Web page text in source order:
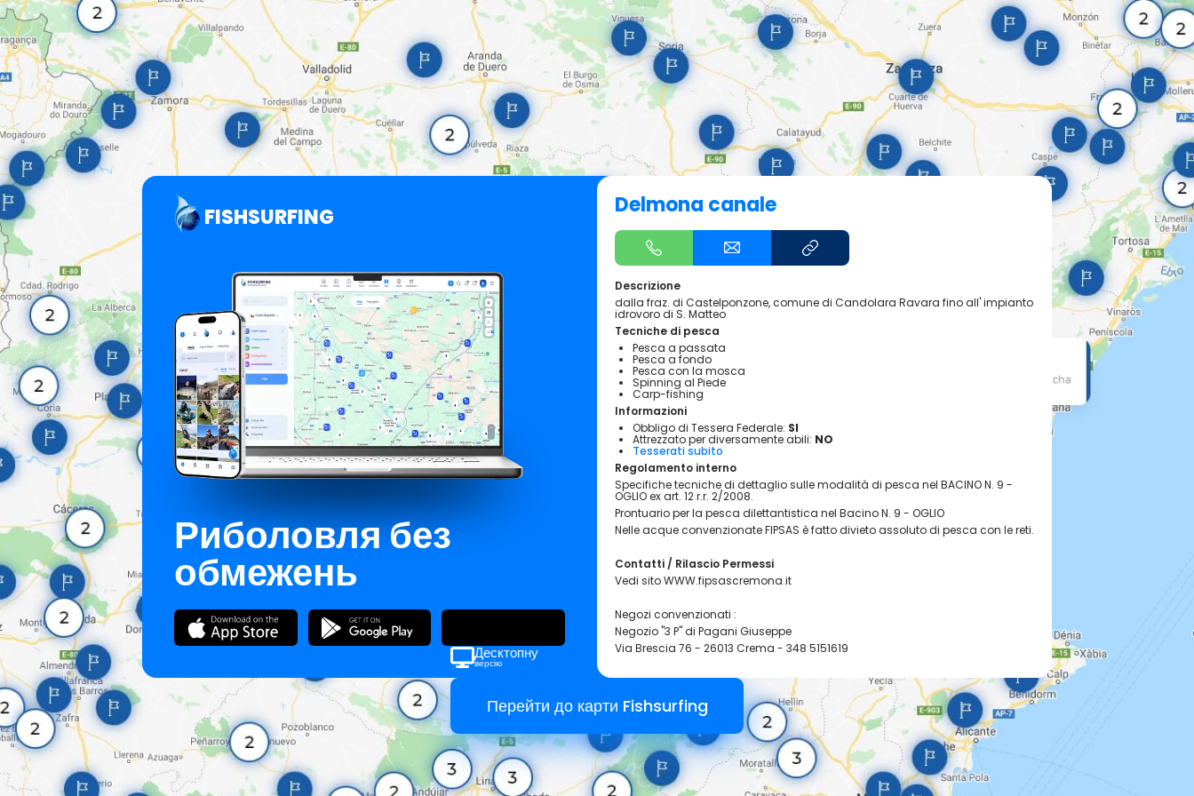
FISHSURFING
Риболовля без
обмежень
Десктопну
версію
Delmona canale
Descrizione
dalla fraz. di Castelponzone, comune di Candolara Ravara fino all' impianto
idrovoro di S. Matteo
Tecniche di pesca
Pesca a passata
Pesca a fondo
Pesca con la mosca
Spinning al Piede
Carp-fishing
Informazioni
Obbligo di Tessera Federale: SI
Attrezzato per diversamente abili: NO
Tesserati subito
Regolamento interno
Specifiche tecniche di dettaglio sulle modalità di pesca nel BACINO N. 9 -
OGLIO ex art. 12 r.r. 2/2008.
Prontuario per la pesca dilettantistica nel Bacino N. 9 - OGLIO
Nelle acque convenzionate FIPSAS è fatto divieto assoluto di pesca con le reti.
Contatti / Rilascio Permessi
Vedi sito WWW.fipsascremona.it
Negozi convenzionati :
Negozio "3 P" di Pagani Giuseppe
Via Brescia 76 - 26013 Crema - 348 5151619
Pesca Sportiva Il Battaglione
Via Tacito - Cremona - tel. 0372 432079
Negozio caccia e pesca Caserini
Largo Vittoria, 2 - Pizzighettone - tel. 0372 745093
Negozio caccia e pesca "Colpo in canna"
Перейти до карти Fishsurfing